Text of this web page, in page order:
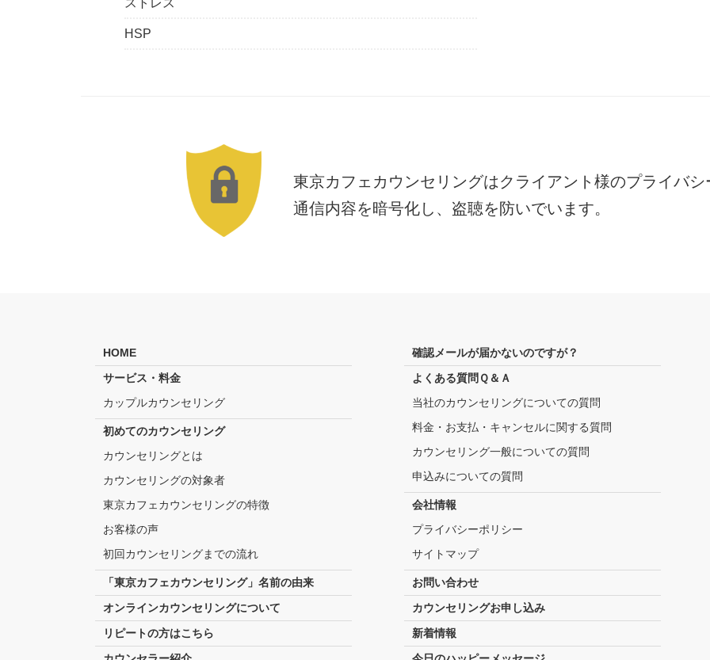
HSP
東京カフェカウンセリングはクライアント様のプライバ
通信内容を暗号化し、盗聴を防いでいます。
HOME
サービス・料金
カップルカウンセリング
初めてのカウンセリング
カウンセリングとは
カウンセリングの対象者
東京カフェカウンセリングの特徴
お客様の声
初回カウンセリングまでの流れ
「東京カフェカウンセリング」名前の由来
オンラインカウンセリングについて
リピートの方はこちら
確認メールが届かないのですが？
よくある質問Ｑ＆Ａ
当社のカウンセリングについての質問
料金・お支払・キャンセルに関する質問
カウンセリング一般についての質問
申込みについての質問
会社情報
プライバシーポリシー
サイトマップ
お問い合わせ
カウンセリングお申し込み
新着情報